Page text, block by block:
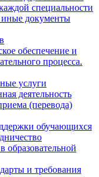
специальности
документы
обеспечение и
процесса.
услуги
деятельность
(перевода)
обучающихся
образовательной
и требования